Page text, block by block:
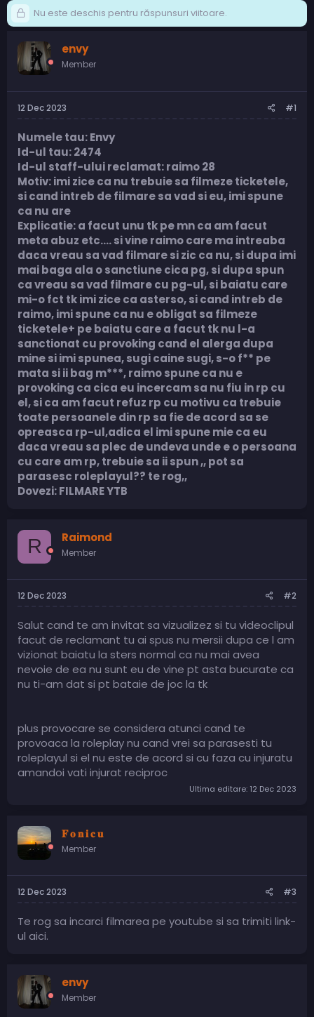
Nu este deschis pentru răspunsuri viitoare.
envy
Member
12 Dec 2023 #1
Numele tau: Envy
Id-ul tau: 2474
Id-ul staff-ului reclamat: raimo 28
Motiv: imi zice ca nu trebuie sa filmeze ticketele,
si cand intreb de filmare sa vad si eu, imi spune
ca nu are
Explicatie: a facut unu tk pe mn ca am facut
meta abuz etc.... si vine raimo care ma intreaba
daca vreau sa vad filmare si zic ca nu, si dupa imi
mai baga ala o sanctiune cica pg, si dupa spun
ca vreau sa vad filmare cu pg-ul, si baiatu care
mi-o fct tk imi zice ca asterso, si cand intreb de
raimo, imi spune ca nu e obligat sa filmeze
ticketele+ pe baiatu care a facut tk nu l-a
sanctionat cu provoking cand el alerga dupa
mine si imi spunea, sugi caine sugi, s-o f** pe
mata si ii bag m***, raimo spune ca nu e
provoking ca cica eu incercam sa nu fiu in rp cu
el, si ca am facut refuz rp cu motivu ca trebuie
toate persoanele din rp sa fie de acord sa se
opreasca rp-ul,adica el imi spune mie ca eu
daca vreau sa plec de undeva unde e o persoana
cu care am rp, trebuie sa ii spun ,, pot sa
parasesc roleplayul?? te rog,,
Dovezi: FILMARE YTB
R Raimond
Member
12 Dec 2023 #2
Salut cand te am invitat sa vizualizez si tu videoclipul
facut de reclamant tu ai spus nu mersii dupa ce l am
vizionat baiatu la sters normal ca nu mai avea
nevoie de ea nu sunt eu de vine pt asta bucurate ca
nu ti-am dat si pt bataie de joc la tk
plus provocare se considera atunci cand te
provoaca la roleplay nu cand vrei sa parasesti tu
roleplayul si el nu este de acord si cu faza cu injuratu
amandoi vati injurat reciproc
Ultima editare: 12 Dec 2023
𝐅 𝐨 𝐧 𝐢 𝐜 𝐮
Member
12 Dec 2023 #3
Te rog sa incarci filmarea pe youtube si sa trimiti link-
ul aici.
envy
Member